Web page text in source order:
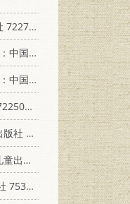
社 7810382063
社 7810382071